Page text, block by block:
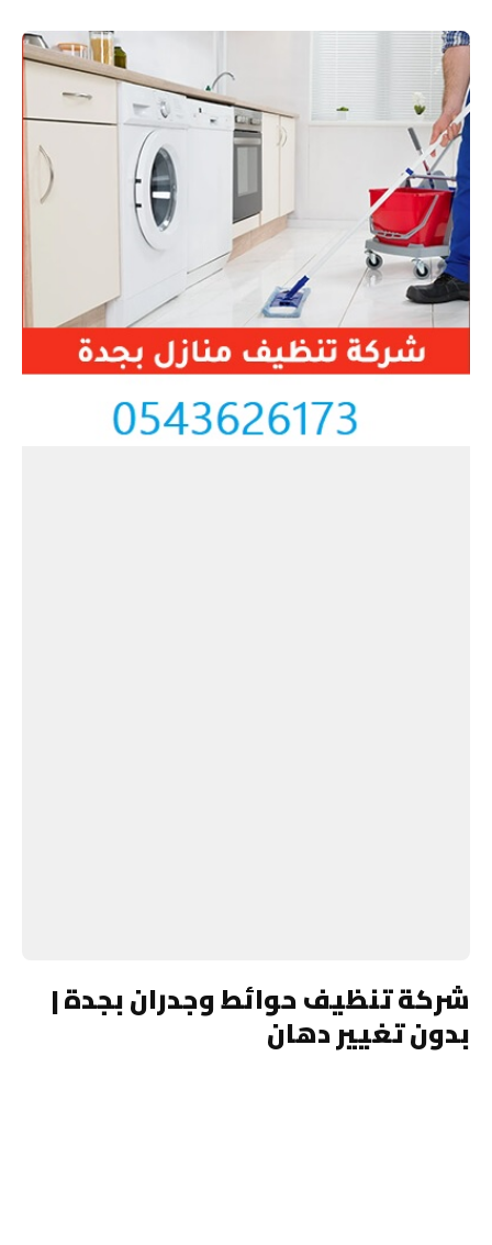
شركة تنظيف حوائط وجدران بجدة |
بدون تغيير دهان